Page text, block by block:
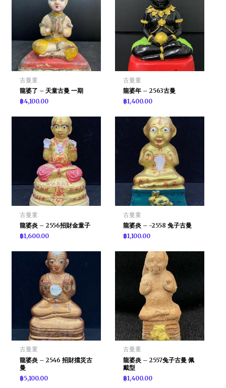
古曼童
龍婆了 – 天童古曼 一期
฿4,100.00
古曼童
龍婆年 – 2563古曼
฿1,400.00
古曼童
龍婆炎 – 2556招財金童子
฿1,600.00
古曼童
龍婆炎 – -2558 兔子古曼
฿1,100.00
古曼童
龍婆炎 – 2546 招財擋災古
曼
฿5,100.00
古曼童
龍婆炎 – 2557兔子古曼 佩
戴型
฿1,400.00